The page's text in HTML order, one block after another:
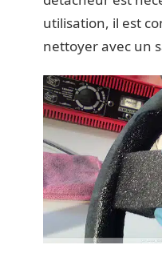
utilisation, il est
nettoyer avec un